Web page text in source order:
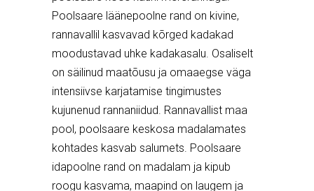
Poolsaare läänepoolne rand on kivine,
rannavallil kasvavad kõrged kadakad
moodustavad uhke kadakasalu. Osaliselt
on säilinud maatõusu ja omaaegse väga
intensiivse karjatamise tingimustes
kujunenud rannaniidud. Rannavallist maa
pool, poolsaare keskosa madalamates
kohtades kasvab salumets. Poolsaare
idapoolne rand on madalam ja kipub
roogu kasvama, maapind on laugem ja